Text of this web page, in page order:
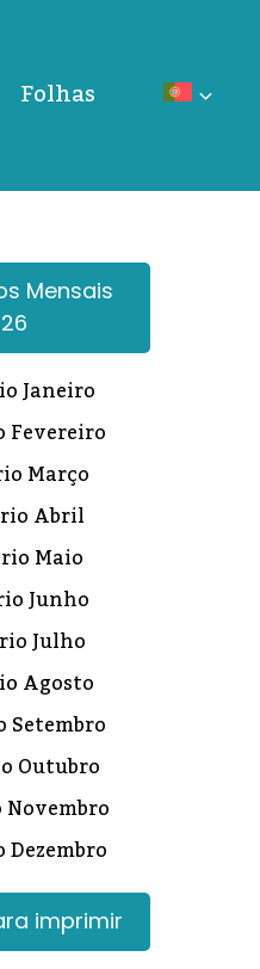
Folhas
Mensais
Janeiro
Fevereiro
Março
Abril
Maio
Junho
Julho
Agosto
Setembro
Outubro
imprimir